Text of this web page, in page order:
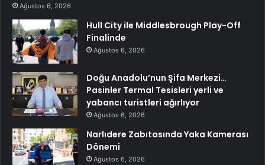
Ağustos 6, 2026
Hull City ile Middlesbrough Play-Off
Finalinde
Ağustos 6, 2026
Doğu Anadolu’nun Şifa Merkezi…
Pasinler Termal Tesisleri yerli ve
yabancı turistleri ağırlıyor
Ağustos 6, 2026
Narlıdere Zabıtasında Yaka Kamerası
Dönemi
Ağustos 6, 2026